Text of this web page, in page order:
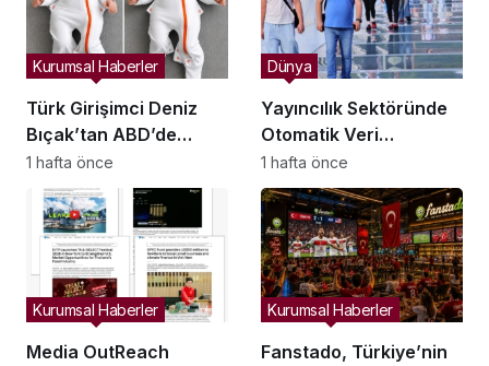
Türk Girişimci Deniz
Bıçak’tan ABD’de
Bebek Güvenli
Uykusuna Yenilikçi
Dokunuş
Kurumsal Haberler
1 hafta önce
Yayıncılık Sektöründe
Otomatik Veri
Entegrasyonu
Süreçleri Başlatıldı
Dünya
1 hafta önce
Media OutReach
Kurumsal Haberler
Fanstado, Türkiye’nin
Kurumsal Haberler